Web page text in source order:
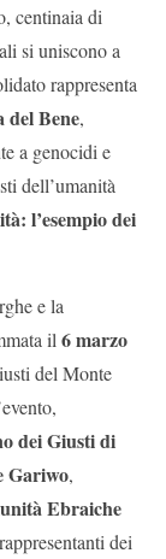
centinaia di
si uniscono a
rappresenta
del Bene,
a genocidi e
dell’umanità
l’esempio dei
e la
il6 marzo
del Monte
dei Giusti di
Gariwo,
Ebraiche
dei